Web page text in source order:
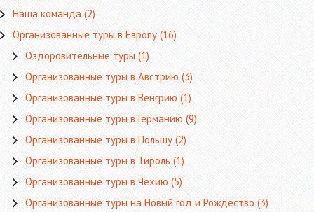
Наша команда(2)
Организованные туры в Европу(16)
Оздоровительные туры(1)
Организованные туры в Австрию(3)
Организованные туры в Венгрию(1)
Организованные туры в Германию(9)
Организованные туры в Польшу (2)
Организованные туры в Тироль(1)
Организованные туры в Чехию(5)
Организованные туры на Новый год и Рождество(3)